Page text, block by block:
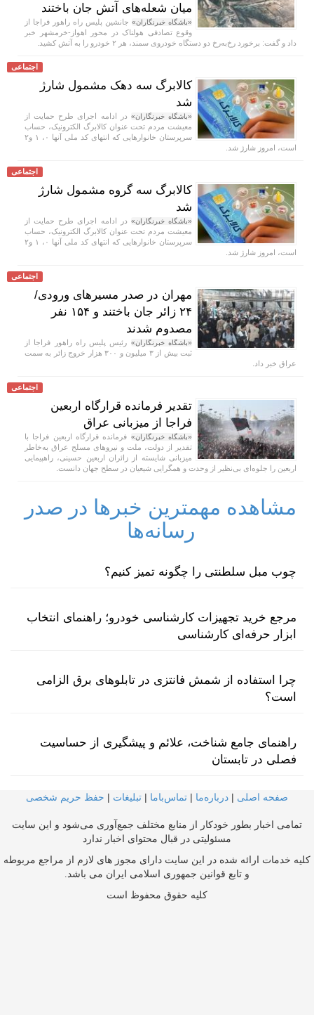
میان شعله‌های آتش جان باختند
«باشگاه خبرنگاران» جانشین پلیس راه راهور فراجا از
وقوع تصادفی هولناک در محور اهواز-خرمشهر خبر
داد و گفت: برخورد رخ‌به‌رخ دو دستگاه خودروی سمند، هر ۲ خودرو را به آتش کشید.
اجتماعی
کالابرگ سه دهک مشمول شارژ
شد
«باشگاه خبرنگاران» در ادامه اجرای طرح حمایت از
معیشت مردم تحت عنوان کالابرگ الکترونیک، حساب
سرپرستان خانوار‌هایی که انتهای کد ملی آنها ۰، ۱ و۲
است، امروز شارژ شد.
اجتماعی
کالابرگ سه گروه مشمول شارژ
شد
«باشگاه خبرنگاران» در ادامه اجرای طرح حمایت از
معیشت مردم تحت عنوان کالابرگ الکترونیک، حساب
سرپرستان خانوار‌هایی که انتهای کد ملی آنها ۰، ۱ و۲
است، امروز شارژ شد.
اجتماعی
مهران در صدر مسیر‌های ورودی/
۲۴ زائر جان باختند و ۱۵۴ نفر
مصدوم شدند
«باشگاه خبرنگاران» رئیس پلیس راه راهور فراجا از
ثبت بیش از ۳ میلیون و ۳۰۰ هزار خروج زائر به سمت
عراق خبر داد.
اجتماعی
تقدیر فرمانده قرارگاه اربعین
فراجا از میزبانی عراق
«باشگاه خبرنگاران» فرمانده قرارگاه اربعین فراجا با
تقدیر از دولت، ملت و نیروهای مسلح عراق به‌خاطر
میزبانی شایسته از زائران اربعین حسینی، راهپیمایی
اربعین را جلوه‌ای بی‌نظیر از وحدت و همگرایی شیعیان در سطح جهان دانست.
مشاهده مهمترین خبرها در صدر
رسانه‌ها
چوب مبل سلطنتی را چگونه تمیز کنیم؟
مرجع خرید تجهیزات کارشناسی خودرو؛ راهنمای انتخاب
ابزار حرفه‌ای کارشناسی
چرا استفاده از شمش فانتزی در تابلوهای برق الزامی
است؟
راهنمای جامع شناخت، علائم و پیشگیری از حساسیت
فصلی در تابستان
صفحه اصلی | درباره‌ما | تماس‌با‌ما | تبلیغات | حفظ حریم شخصی
تمامی اخبار بطور خودکار از منابع مختلف جمع‌آوری می‌شود و این سایت
مسئولیتی در قبال محتوای اخبار ندارد
کلیه خدمات ارائه شده در این سایت دارای مجوز های لازم از مراجع مربوطه
و تابع قوانین جمهوری اسلامی ایران می باشد.
کلیه حقوق محفوظ است